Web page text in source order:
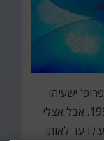
ישעיהו
ליבוביץ בריאיון שנתן למגזין "מחשבות" ב-1993. אבל אצלי
עד לאותו